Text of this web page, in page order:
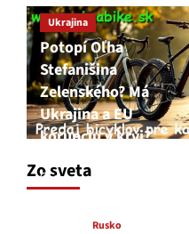
Zo sveta
Ukrajina
Potopí Oľha
Stefanišina
Zelenského? Má
Ukrajina a EU
korupciu v krvi?
7. augusta 2026
Rusko